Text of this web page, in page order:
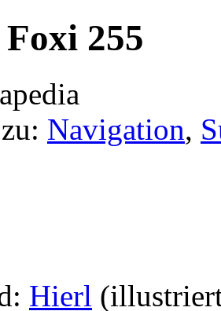
255
Navigation,
Hierl